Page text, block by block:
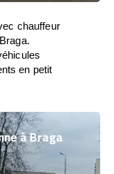
chauffeur
en petit
à Braga